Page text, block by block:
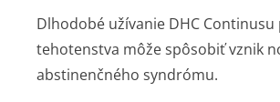
Dlhodobé užívanie DHC Continusu
tehotenstva môže spôsobiť vznik
abstinenčného syndrómu.